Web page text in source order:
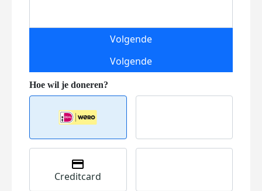
Volgende
Volgende
Creditcard